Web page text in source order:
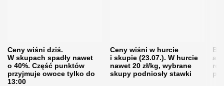
Ceny wiśni dziś.
W skupach spadły nawet
o 40%. Część punktów
przyjmuje owoce tylko do
13:00
Ceny wiśni w hurcie
i skupie (23.07.). W hurcie
nawet 20 zł/kg, wybrane
skupy podniosły stawki